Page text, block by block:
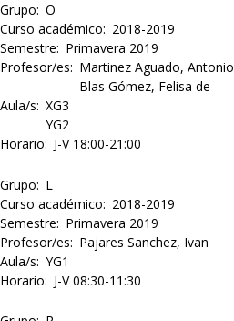
Grupo O
Curso académico
2018-2019
Semestre
Primavera 2019
Profesor/es
Martinez Aguado, Antonio
Blas Gómez, Felisa de
Aula/s XG3
YG2
Horario
J-V 18:00-21:00
Grupo
L
Curso académico
2018-2019
Semestre
Primavera 2019
Profesor/es
Pajares Sanchez, Ivan
Aula/s YG1
Horario
J-V 08:30-11:30